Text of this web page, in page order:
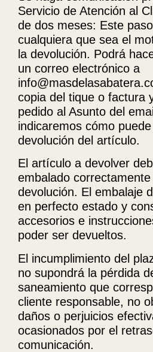
Servicio de Atención al
de dos meses: Este
cualquiera que sea el
la devolución. Podrá
un correo electrónico a
copia del tique o factura
pedido al Asunto del
indicaremos cómo
devolución del artículo.
El artículo a devolver
embalado
devolución. El embalaje
en perfecto estado y
accesorios e
poder ser devueltos.
El incumplimiento del
no supondrá la pérdida
saneamiento que
cliente responsable, no
daños o perjuicios
ocasionados por el
comunicación.